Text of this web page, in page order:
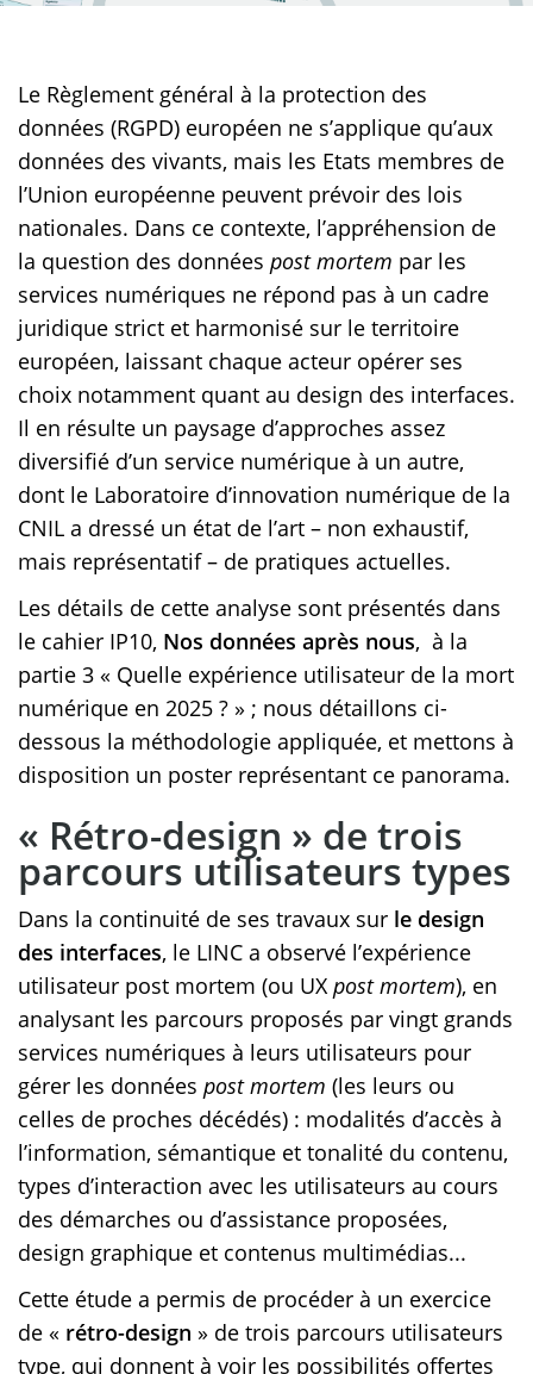
Le Règlement général à la protection des
données (RGPD) européen ne s’applique qu’aux
données des vivants, mais les Etats membres de
l’Union européenne peuvent prévoir des lois
nationales. Dans ce contexte, l’appréhension de
la question des données post mortem par les
services numériques ne répond pas à un cadre
juridique strict et harmonisé sur le territoire
européen, laissant chaque acteur opérer ses
choix notamment quant au design des interfaces.
Il en résulte un paysage d’approches assez
diversifié d’un service numérique à un autre,
dont le Laboratoire d’innovation numérique de la
CNIL a dressé un état de l’art – non exhaustif,
mais représentatif – de pratiques actuelles.
Les détails de cette analyse sont présentés dans
le cahier IP10, Nos données après nous, à la
partie 3 « Quelle expérience utilisateur de la mort
numérique en 2025 ? » ; nous détaillons ci-
dessous la méthodologie appliquée, et mettons à
disposition un poster représentant ce panorama.
« Rétro-design » de trois
parcours utilisateurs types
Dans la continuité de ses travaux sur le design
des interfaces, le LINC a observé l’expérience
utilisateur post mortem (ou UX post mortem), en
analysant les parcours proposés par vingt grands
services numériques à leurs utilisateurs pour
gérer les données post mortem (les leurs ou
celles de proches décédés) : modalités d’accès à
l’information, sémantique et tonalité du contenu,
types d’interaction avec les utilisateurs au cours
des démarches ou d’assistance proposées,
design graphique et contenus multimédias...
Cette étude a permis de procéder à un exercice
de « rétro-design » de trois parcours utilisateurs
type, qui donnent à voir les possibilités offertes